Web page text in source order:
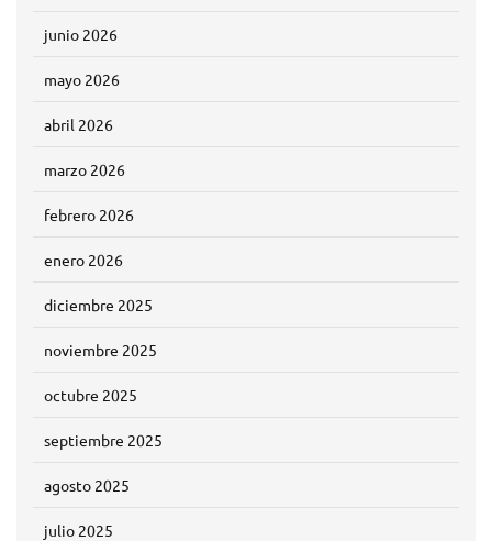
junio 2026
mayo 2026
abril 2026
marzo 2026
febrero 2026
enero 2026
diciembre 2025
noviembre 2025
octubre 2025
septiembre 2025
agosto 2025
julio 2025